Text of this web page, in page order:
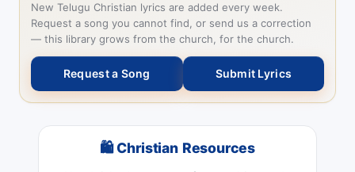
New Telugu Christian lyrics are added every week.
Request a song you cannot find, or send us a correction
— this library grows from the church, for the church.
Request a Song Submit Lyrics
🛍 Christian Resources